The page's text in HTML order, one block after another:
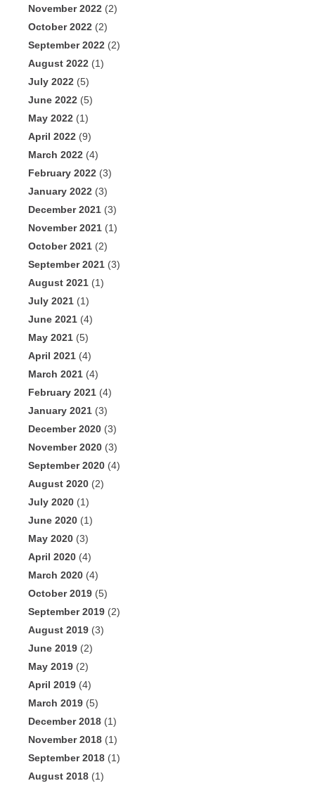
November 2022 (2)
October 2022 (2)
September 2022 (2)
August 2022 (1)
July 2022 (5)
June 2022 (5)
May 2022 (1)
April 2022 (9)
March 2022 (4)
February 2022 (3)
January 2022 (3)
December 2021 (3)
November 2021 (1)
October 2021 (2)
September 2021 (3)
August 2021 (1)
July 2021 (1)
June 2021 (4)
May 2021 (5)
April 2021 (4)
March 2021 (4)
February 2021 (4)
January 2021 (3)
December 2020 (3)
November 2020 (3)
September 2020 (4)
August 2020 (2)
July 2020 (1)
June 2020 (1)
May 2020 (3)
April 2020 (4)
March 2020 (4)
October 2019 (5)
September 2019 (2)
August 2019 (3)
June 2019 (2)
May 2019 (2)
April 2019 (4)
March 2019 (5)
December 2018 (1)
November 2018 (1)
September 2018 (1)
August 2018 (1)